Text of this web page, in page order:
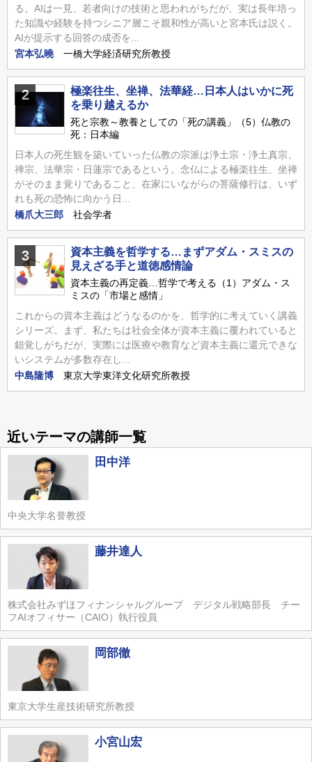
る。AIは一見、若者向けの技術と思われがちだが、実は長年培っ
た知識や経験を持つシニア層こそ親和性が高いと宮本氏は説く。
AIが提示する回答の成否を...
宮本弘曉
一橋大学経済研究所教授
2
極楽往生、坐禅、法華経…日本人はいかに死
を乗り越えるか
死と宗教～教養としての「死の講義」（5）仏教の
死：日本編
日本人の死生観を築いていった仏教の宗派は浄土宗・浄土真宗、
禅宗、法華宗・日蓮宗であるという。念仏による極楽往生、坐禅
がそのまま覚りであること、在家にいながらの菩薩修行は、いず
れも死の恐怖に向かう日...
橋爪大三郎
社会学者
3
資本主義を哲学する…まずアダム・スミスの
見えざる手と道徳感情論
資本主義の再定義…哲学で考える（1）アダム・ス
ミスの「市場と感情」
これからの資本主義はどうなるのかを、哲学的に考えていく講義
シリーズ。まず、私たちは社会全体が資本主義に覆われていると
錯覚しがちだが、実際には医療や教育など資本主義に還元できな
いシステムが多数存在し...
中島隆博
東京大学東洋文化研究所教授
近いテーマの講師一覧
田中洋
中央大学名誉教授
藤井達人
株式会社みずほフィナンシャルグループ デジタル戦略部長 チー
フAIオフィサー（CAIO）執行役員
岡部徹
東京大学生産技術研究所教授
小宮山宏